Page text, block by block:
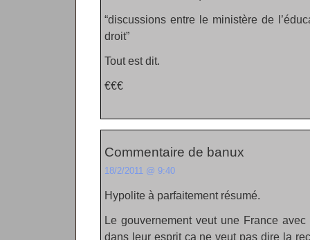
“discussions entre le ministère de
droit”
Tout est dit.
€€€
Commentaire de banux
18/2/2011 @ 9:40
Hypolite à parfaitement résumé.
Le gouvernement veut une France
dans leur esprit ça ne veut pas dire la